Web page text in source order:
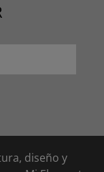
diseño y